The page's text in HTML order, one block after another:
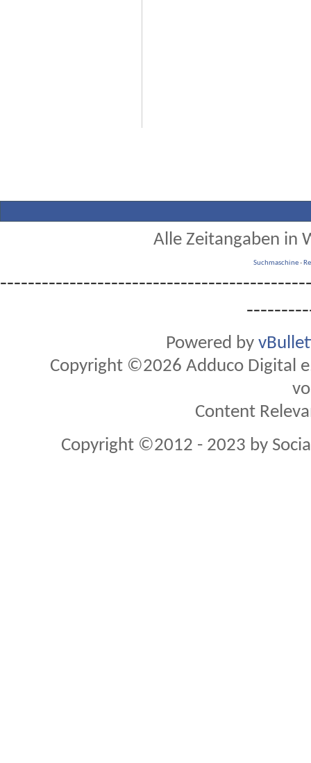
Alle Zeitangaben in
Suchmaschine-
Powered by
Copyright ©2026 Adduco Digital
Content
Copyright ©2012 - 2023 by